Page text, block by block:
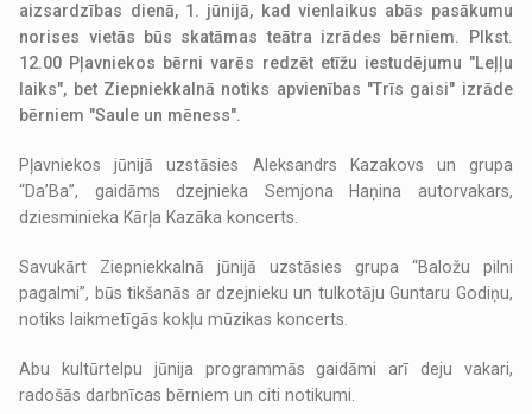
aizsardzības dienā, 1. jūnijā, kad vienlaikus abās pasākumu
norises vietās būs skatāmas teātra izrādes bērniem. Plkst.
12.00 Pļavniekos bērni varēs redzēt etīžu iestudējumu "Leļļu
laiks", bet Ziepniekkalnā notiks apvienības "Trīs gaisi" izrāde
bērniem "Saule un mēness".
Pļavniekos jūnijā uzstāsies Aleksandrs Kazakovs un grupa
“Da’Ba”, gaidāms dzejnieka Semjona Haņina autorvakars,
dziesminieka Kārļa Kazāka koncerts.
Savukārt Ziepniekkalnā jūnijā uzstāsies grupa “Baložu pilni
pagalmi”, būs tikšanās ar dzejnieku un tulkotāju Guntaru Godiņu,
notiks laikmetīgās kokļu mūzikas koncerts.
Abu kultūrtelpu jūnija programmās gaidāmi arī deju vakari,
radošās darbnīcas bērniem un citi notikumi.